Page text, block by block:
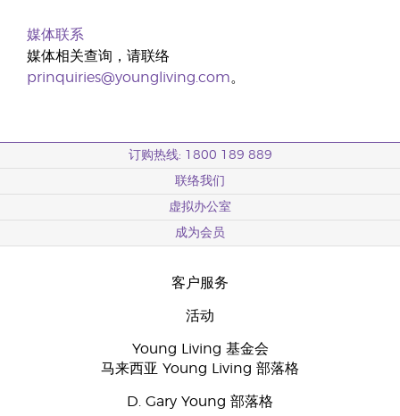
媒体联系
媒体相关查询，请联络
prinquiries@youngliving.com。
订购热线: 1800 189 889
联络我们
虚拟办公室
成为会员
客户服务
活动
Young Living 基金会
马来西亚 Young Living 部落格
D. Gary Young 部落格